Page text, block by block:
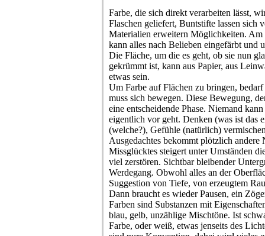
Farbe, die sich direkt verarbeiten lässt,
Flaschen geliefert, Buntstifte lassen sich
Materialien erweitern Möglichkeiten.
kann alles nach Belieben eingefärbt und
Die Fläche, um die es geht, ob sie nun
gekrümmt ist, kann aus Papier, aus
etwas sein.
Um Farbe auf Flächen zu bringen,
muss sich bewegen. Diese Bewegung,
eine entscheidende Phase. Niemand
eigentlich vor geht. Denken (was ist das
(welche?), Gefühle (natürlich)
Ausgedachtes bekommt plötzlich andere
Missglücktes steigert unter Umständen
viel zerstören. Sichtbar bleibender
Werdegang. Obwohl alles an der
Suggestion von Tiefe, von erzeugtem
Dann braucht es wieder Pausen, ein
Farben sind Substanzen mit
blau, gelb, unzählige Mischtöne. Ist
Farbe, oder weiß, etwas jenseits des